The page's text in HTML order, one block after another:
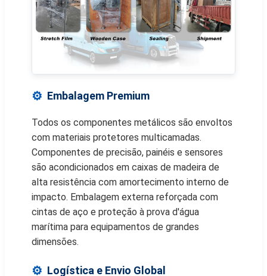
Embalagem Premium
Todos os componentes metálicos são envoltos
com materiais protetores multicamadas.
Componentes de precisão, painéis e sensores
são acondicionados em caixas de madeira de
alta resistência com amortecimento interno de
impacto. Embalagem externa reforçada com
cintas de aço e proteção à prova d'água
marítima para equipamentos de grandes
dimensões.
Logística e Envio Global